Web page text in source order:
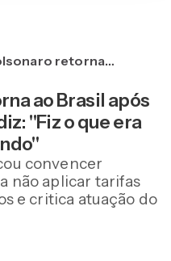
retorna
e diz: "Fiz o que
Lula estar
ao Brasil após
"Fiz o que era
convencer
não aplicar tarifas
e critica atuação do